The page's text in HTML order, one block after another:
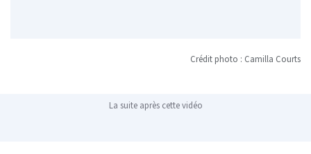
Crédit photo : Camilla Courts
La suite après cette vidéo